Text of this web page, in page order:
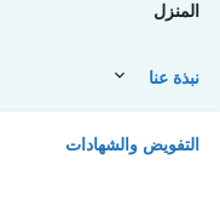
المنزل
نبذة عنا
التفويض والشهادات